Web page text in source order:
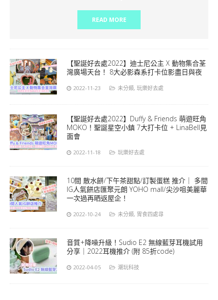
READ MORE
【聖誕好去處2022】迪士尼公主 X 動物集合荃
灣廣場天台！ 8大必影森系打卡位影盡日與夜
2022-11-23 未分類, 玩樂好去處
【聖誕好去處2022】Duffy & Friends 萌遊旺角
MOKO！聖誕星空小鎮 7大打卡位 + LinaBell見
面會
2022-11-18 玩樂好去處
10間 散水餅/下午茶甜點/訂製蛋糕 推介｜ 多間
IG人氣餅店匯聚元朗 YOHO mall/尖沙咀美麗華
一次過再晒返屋企！
2022-10-24 未分類, 胃食四處尋
音質+降噪升級！Sudio E2 無線藍芽耳機試用
分享｜2022耳機推介 (附 85折code)
2022-04-05 潮玩科技